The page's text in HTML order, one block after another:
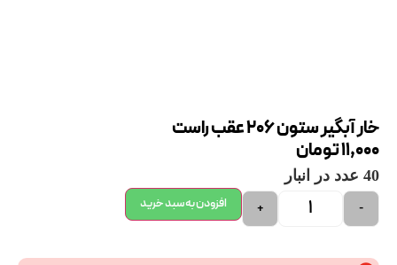
خار آبگیر ستون 206 عقب راست
11,000تومان
40 عدد در انبار
-
+ افزودن به سبد خرید